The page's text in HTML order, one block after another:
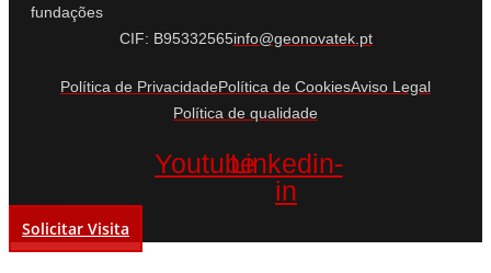
fundações
CIF: B95332565info@geonovatek.pt
Política de PrivacidadePolítica de CookiesAviso Legal
Política de qualidade
YoutubeLinkedin-
in
Solicitar Visita